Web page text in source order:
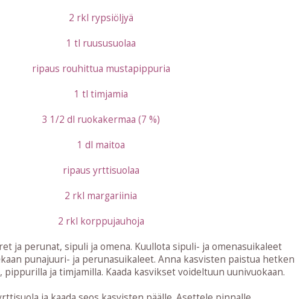
2 rkl rypsiöljyä
1 tl ruususuolaa
ripaus rouhittua mustapippuria
1 tl timjamia
3 1/2 dl ruokakermaa (7 %)
1 dl maitoa
ripaus yrttisuolaa
2 rkl margariinia
2 rkl korppujauhoja
ja perunat, sipuli ja omena. Kuullota sipuli- ja omenasuikaleet
punajuuri- ja perunasuikaleet. Anna kasvisten paistua hetken
pippurilla ja timjamilla. Kaada kasvikset voideltuun uunivuokaan.